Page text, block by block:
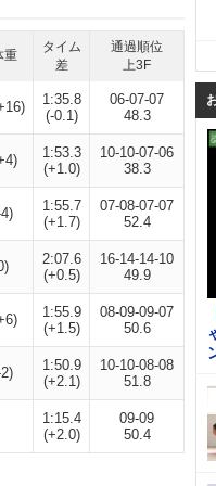
重
タイム
差
通過順位
上3F
1:35.8
(-0.1)
06-07-07
48.3
1:53.3
(+1.0)
10-10-07-06
38.3
1:55.7
(+1.7)
07-08-07-07
52.4
2:07.6
(+0.5)
16-14-14-10
49.9
1:55.9
(+1.5)
08-09-09-07
50.6
1:50.9
(+2.1)
10-10-08-08
51.8
1:15.4
(+2.0)
09-09
50.4